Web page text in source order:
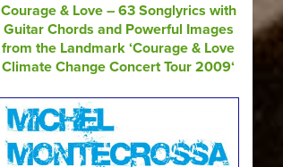
Courage & Love – 63 Songlyrics with
Guitar Chords and Powerful Images
from the Landmark ‘Courage & Love
Climate Change Concert Tour 2009‘